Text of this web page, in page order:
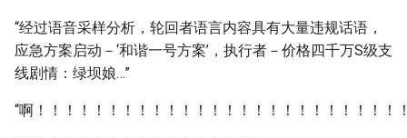
“经过语音采样分析，轮回者语言内容具有大量违规话语，
应急方案启动－‘和谐一号方案’，执行者－价格四千万S级支
线剧情：绿坝娘…”
“啊！！！！！！！！！！！！！！！！！！！！！！！！！